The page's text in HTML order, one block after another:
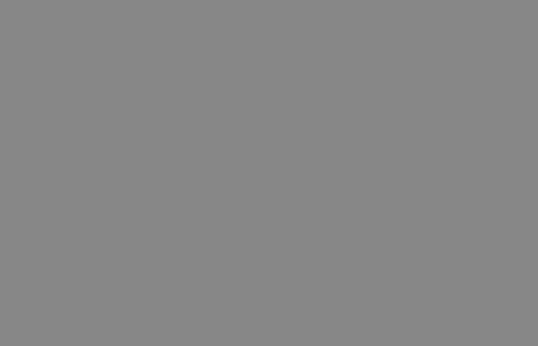
fines de
sobre
rendimiento del
OpenX para
específicos.
en lugar
origen, no se
el estado
esta
del sitio
a cabo
el sitio web y
visto antes de
de
de
de usuario, pero
es difícil.